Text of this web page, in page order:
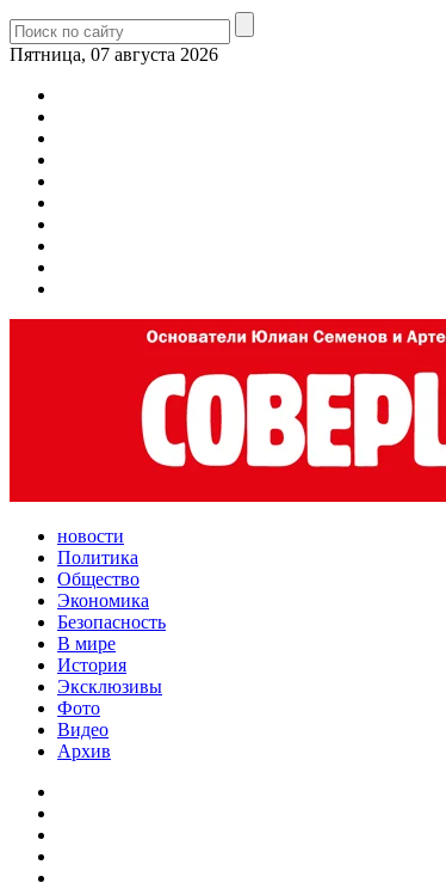
Пятница, 07 августа 2026
новости
Политика
Общество
Экономика
Безопасность
В мире
История
Эксклюзивы
Фото
Видео
Архив